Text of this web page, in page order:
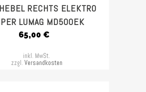
RECHTS ELEKTRO
LUMAG MD500EK
65,00 €
inkl. MwSt.
zzgl. Versandkosten